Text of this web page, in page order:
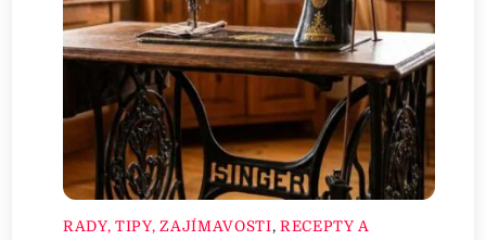
RADY, TIPY, ZAJÍMAVOSTI, RECEPTY A